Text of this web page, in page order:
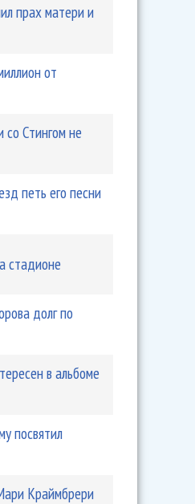
прах матери и
от
Стингом не
петь его песни
стадионе
долг по
в альбоме
посвятил
Краймбрери